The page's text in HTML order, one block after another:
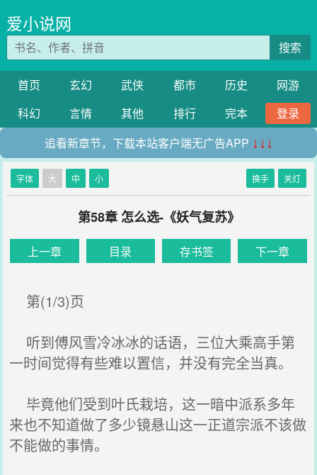
爱小说网
搜索
首页 玄幻 武侠 都市 历史
网游
科幻
言情 其他 排行 完本
登录
追看新章节，下载本站客户端无广告APP ↓↓↓
字体 大 中 小 换手 关灯
第58章 怎么选-《妖气复苏》
上一章 目录 存书签 下一章
第(1/3)页
听到傅风雪冷冰冰的话语，三位大乘高手第
一时间觉得有些难以置信，并没有完全当真。
毕竟他们受到叶氏栽培，这一暗中派系多年
来也不知道做了多少镜悬山这一正道宗派不该做
不能做的事情。